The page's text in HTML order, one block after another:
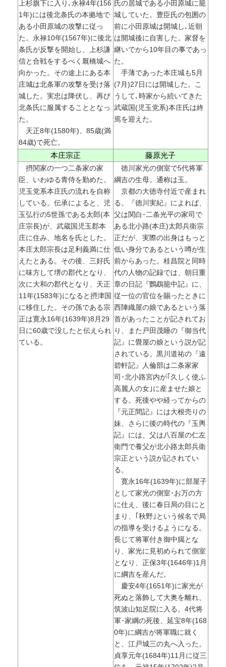
上杉旗下に入り､永禄4年(156
1年)には後北条氏の本拠地で
ある小田原城の攻撃に従っ
た。永禄10年(1567年)に後北
条氏が反撃を開始し、上杉謙
信と合戦をするべく厩橋城へ
向かった。その途上にある本
庄城は北条軍の攻撃を受け落
城した。実忠は降伏し、再び
北条氏に服属することとなっ
た。
天正8年(1580年)、85歳(満
84歳)で死亡。
氏の居城である小田原城に籠
城していた。豊臣氏の包囲の
前に小田原城は開城し､近朝
は開城後に自害した。家督を
継いでから10年目の事であっ
た。
手薄であった本庄城も5月
(7月)27日には開城した。こ
うして､時家から続いてきた
武蔵国(児玉党系)本庄氏は終
焉を迎えた。
本庄宗正
藤原光子
摂関家の一つ二条家の家
臣、いわゆる青侍を勤めた。
児玉党系本庄氏の流れを自称
している。伝承によると、児
玉弘行の5世孫である太郎(本
庄宗長)が、武蔵国児玉郡本
庄に住み、地名を氏とした。
本庄太郎宗長は足利義満に仕
えたとある。その後、三好氏
に味方して堺の郡代となり、
次に大和の郡代となり、天正
11年(1583年)になると摂津国
に移住した。その孫である宗
正は寛永16年(1639年)8月29
日に60歳で没したと伝えられ
ている。
徳川家光の側室で5代将軍
綱吉の生母。通称は玉。
京都の大徳寺付近で産まれ
る。『徳川実紀』によれば、
父は関白･二条光平の家司で
ある北小路(本庄)太郎兵衛宗
正だが、実際の出身はもっと
低い身分であるという噂が生
前からあった。桂昌院と同時
代の人物の記録では、朝日重
章の日記『鸚鵡籠中記』に、
従一位の官位を賜ったときに
西陣織屋の娘であるという落
首があったことが記されてお
り、また戸田茂睡の『御当代
記』に畳屋の娘という説が記
されている。黒川道祐の『遠
碧軒記』人倫部は二条家家
司･北小路宮内が｢久しく使ふ
高麗人の女｣に産ませた娘と
する。死後やや経ってからの
『元正間記』には大根売りの
妹、さらに後の時代の『玉輿
記』には、父は八百屋の仁左
衛門で養父が北小路太郎兵衛
宗正という説が記されてい
る。
寛永16年(1639年)に部屋子
として家光の側室･お万の方
に仕え、後に春日局の目にと
まり、｢秋野｣という候名で局
の指導を受けるようになる。
長じて将軍付き御中臈とな
り、家光に見初められて側室
となり、正保3年(1646年)1月
に綱吉を産んだ。
慶安4年(1651年)に家光が
死ぬと落飾して大奥を離れ、
筑波山知足院に入る。4代将
軍･家綱の死後、延宝8年(168
0年)に綱吉が将軍職に就く
と、江戸城三の丸へ入った。
貞享元年(1684年)11月に従三